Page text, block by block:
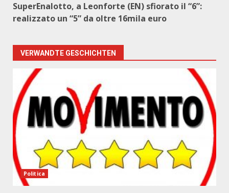
SuperEnalotto, a Leonforte (EN) sfiorato il “6”:
realizzato un “5” da oltre 16mila euro
VERWANDTE GESCHICHTEN
Politica